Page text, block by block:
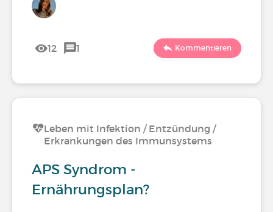
12 1 Kommentieren
Leben mit Infektion / Entzündung /
Erkrankungen des Immunsystems
APS Syndrom -
Ernährungsplan?